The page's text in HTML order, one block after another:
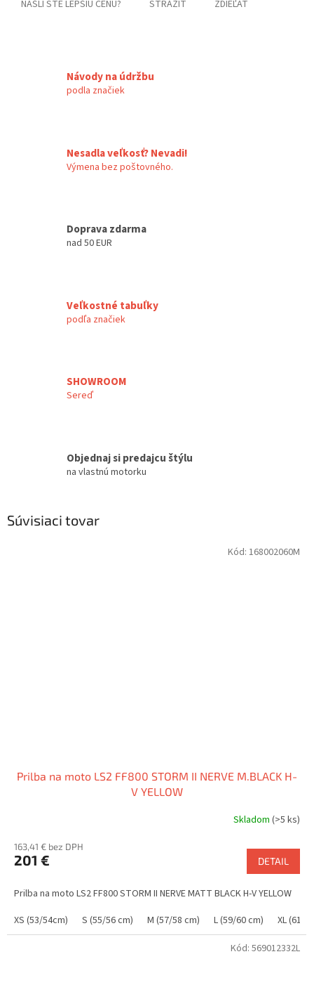
NAŠLI STE LEPŠIU CENU? STRÁŽIŤ ZDIEĽAŤ
Návody na údržbu
podla značiek
Nesadla veľkosť? Nevadi!
Výmena bez poštovného.
Doprava zdarma
nad 50 EUR
Veľkostné tabuľky
podľa značiek
SHOWROOM
Sereď
Objednaj si predajcu štýlu
na vlastnú motorku
Súvisiaci tovar
Prilba na moto LS2 FF800 STORM II NERVE M.BLACK H-
V YELLOW
Skladom (>5 ks)
163,41 € bez DPH
201 € DETAIL
Prilba na moto LS2 FF800 STORM II NERVE MATT BLACK H-V YELLOW
XS (53/54cm)
S (55/56 cm) M (57/58 cm) L (59/60 cm) XL (61/
Kód: 168002060M
Kód: 569012332L